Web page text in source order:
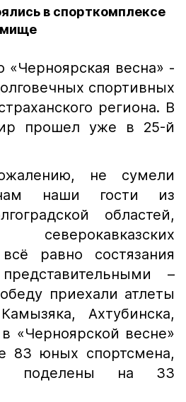
в спорткомплексе
весна» -
спортивных
региона. В
прошел уже в 25-й
не сумели
наши гости из
областей,
равно состязания
–
приехали атлеты
Ахтубинска,
«Черноярской весне»
83 юных спортсмена,
поделены на 33